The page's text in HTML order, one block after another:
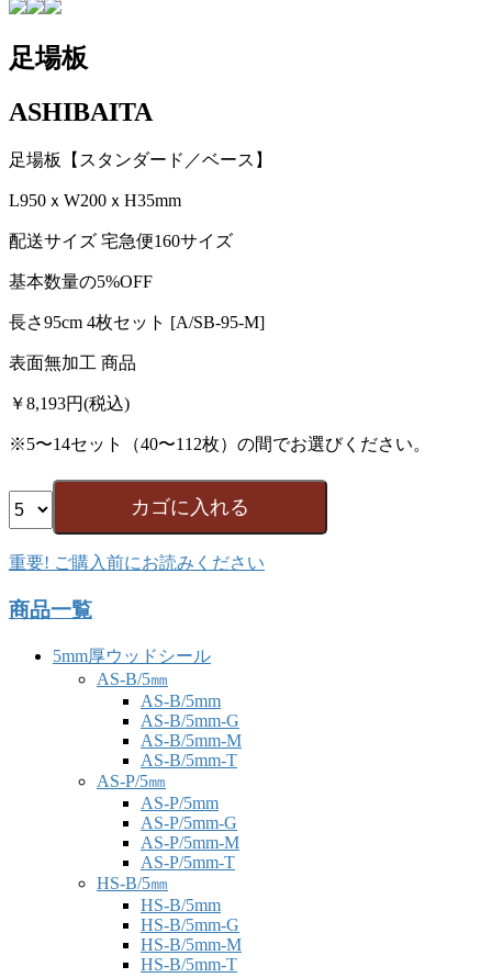
足場板
ASHIBAITA
足場板【スタンダード／ベース】
L950ｘW200ｘH35mm
配送サイズ 宅急便160サイズ
基本数量の5%OFF
長さ95cm 4枚セット [A/SB-95-M]
表面無加工 商品
￥8,193円(税込)
※5〜14セット（40〜112枚）の間でお選びください。
重要! ご購入前にお読みください
商品一覧
5mm厚ウッドシール
AS-B/5㎜
AS-B/5mm
AS-B/5mm-G
AS-B/5mm-M
AS-B/5mm-T
AS-P/5㎜
AS-P/5mm
AS-P/5mm-G
AS-P/5mm-M
AS-P/5mm-T
HS-B/5㎜
HS-B/5mm
HS-B/5mm-G
HS-B/5mm-M
HS-B/5mm-T